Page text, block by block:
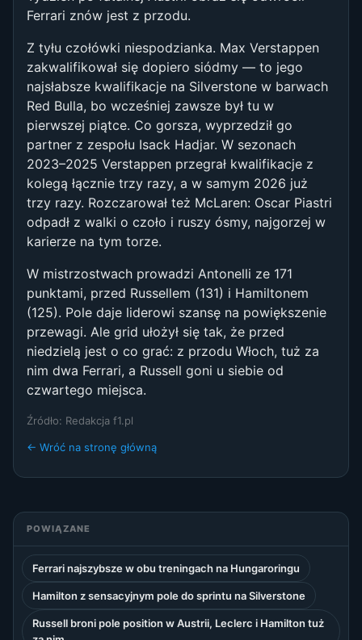
Ferrari znów jest z przodu.
Z tyłu czołówki niespodzianka. Max Verstappen
zakwalifikował się dopiero siódmy — to jego
najsłabsze kwalifikacje na Silverstone w barwach
Red Bulla, bo wcześniej zawsze był tu w
pierwszej piątce. Co gorsza, wyprzedził go
partner z zespołu Isack Hadjar. W sezonach
2023–2025 Verstappen przegrał kwalifikacje z
kolegą łącznie trzy razy, a w samym 2026 już
trzy razy. Rozczarował też McLaren: Oscar Piastri
odpadł z walki o czoło i ruszy ósmy, najgorzej w
karierze na tym torze.
W mistrzostwach prowadzi Antonelli ze 171
punktami, przed Russellem (131) i Hamiltonem
(125). Pole daje liderowi szansę na powiększenie
przewagi. Ale grid ułożył się tak, że przed
niedzielą jest o co grać: z przodu Włoch, tuż za
nim dwa Ferrari, a Russell goni u siebie od
czwartego miejsca.
Źródło: Redakcja f1.pl
← Wróć na stronę główną
POWIĄZANE
Ferrari najszybsze w obu treningach na Hungaroringu
Hamilton z sensacyjnym pole do sprintu na Silverstone
Russell broni pole position w Austrii, Leclerc i Hamilton tuż